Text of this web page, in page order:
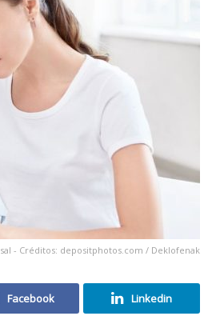
- Créditos: depositphotos.com / Deklofenak
Facebook Linkedin